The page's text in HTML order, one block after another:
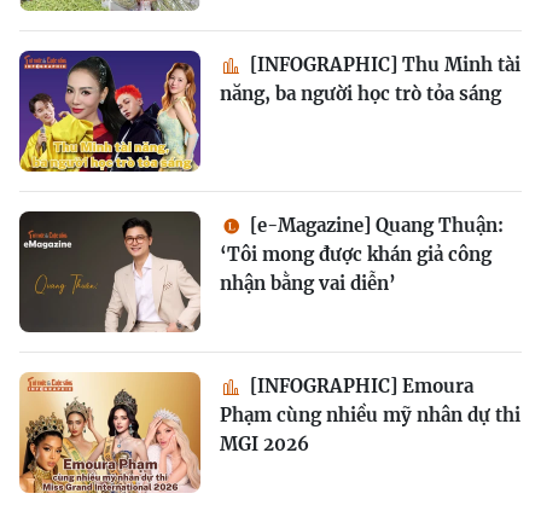
[INFOGRAPHIC] Thu Minh tài
năng, ba người học trò tỏa sáng
[e-Magazine] Quang Thuận:
‘Tôi mong được khán giả công
nhận bằng vai diễn’
[INFOGRAPHIC] Emoura
Phạm cùng nhiều mỹ nhân dự thi
MGI 2026